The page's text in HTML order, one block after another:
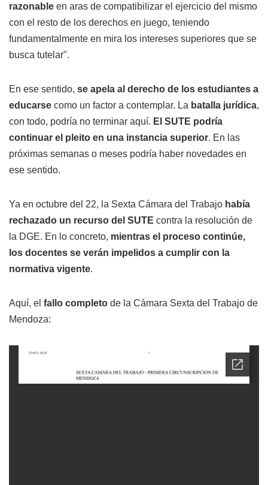
razonable en aras de compatibilizar el ejercicio del mismo
con el resto de los derechos en juego, teniendo
fundamentalmente en mira los intereses superiores que se
busca tutelar".
En ese sentido, se apela al derecho de los estudiantes a
educarse como un factor a contemplar. La batalla jurídica,
con todo, podría no terminar aquí. El SUTE podría
continuar el pleito en una instancia superior. En las
próximas semanas o meses podría haber novedades en
ese sentido.
Ya en octubre del 22, la Sexta Cámara del Trabajo había
rechazado un recurso del SUTE contra la resolución de
la DGE. En lo concreto, mientras el proceso continúe,
los docentes se verán impelidos a cumplir con la
normativa vigente.
Aquí, el fallo completo de la Cámara Sexta del Trabajo de
Mendoza: